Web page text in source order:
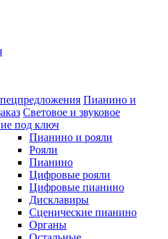
Пианино и
Световое и звуковое
под ключ
Пианино и рояли
Рояли
Пианино
Цифровые рояли
Цифровые пианино
Дисклавиры
Сценические пианино
Органы